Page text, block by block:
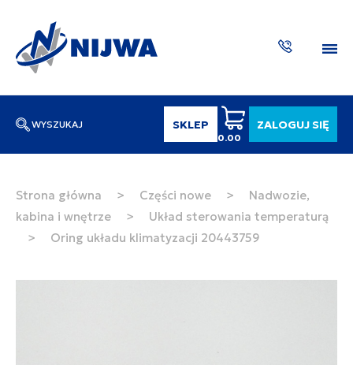
WYSZUKAJ SKLEP
0.00
ZALOGUJ SIĘ
Wpisz numer katalogowy lub nazwę
SZUKAJ
Strona główna > Części nowe >
Nadwozie,
kabina i wnętrze
>
Układ sterowania temperaturą
>
Oring układu klimatyzacji 20443759